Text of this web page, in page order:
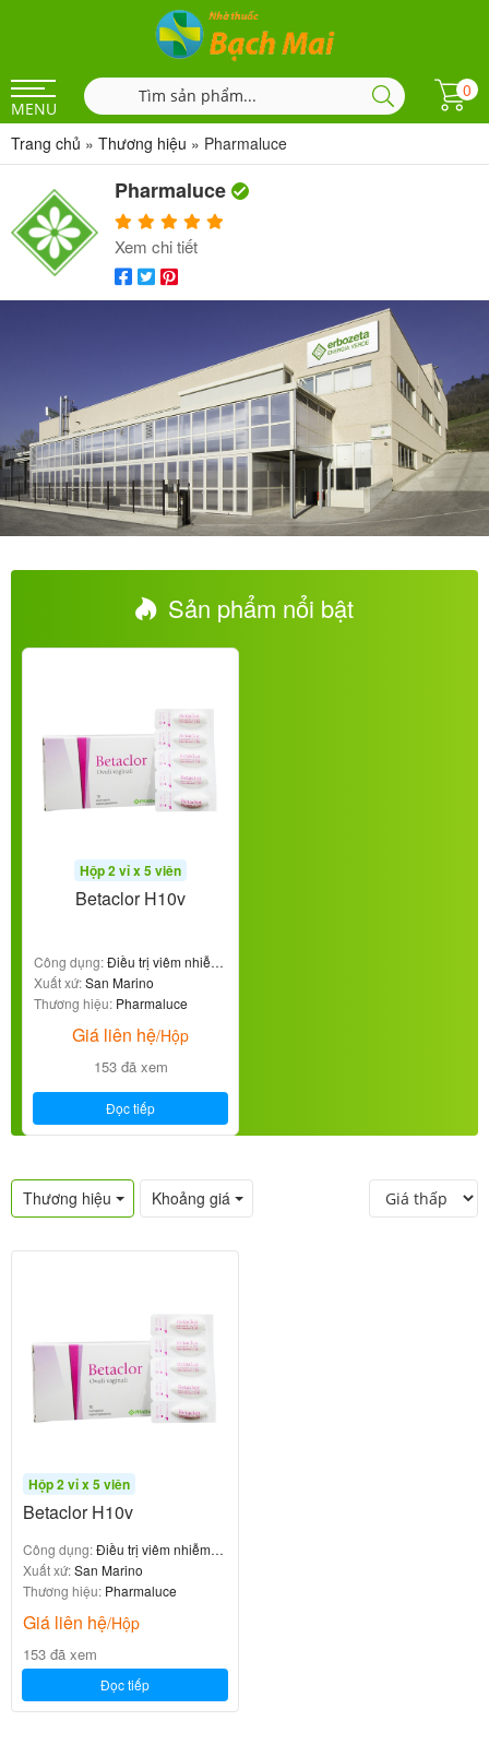
MENU
0
Trang chủ » Thương hiệu » Pharmaluce
Pharmaluce
Xem chi tiết
Sản phẩm nổi bật
Hộp 2 vỉ x 5 viên
Betaclor H10v
Công dụng:Điều trị viêm nhiễm
phụ khoa
Xuất xứ:San Marino
Thương hiệu: Pharmaluce
Giá liên hệ/Hộp
153 đã xem
Đọc tiếp
Thương hiệu Khoảng giá
Hộp 2 vỉ x 5 viên
Betaclor H10v
Công dụng:Điều trị viêm nhiễm
phụ khoa
Xuất xứ:San Marino
Thương hiệu: Pharmaluce
Giá liên hệ/Hộp
153 đã xem
Đọc tiếp